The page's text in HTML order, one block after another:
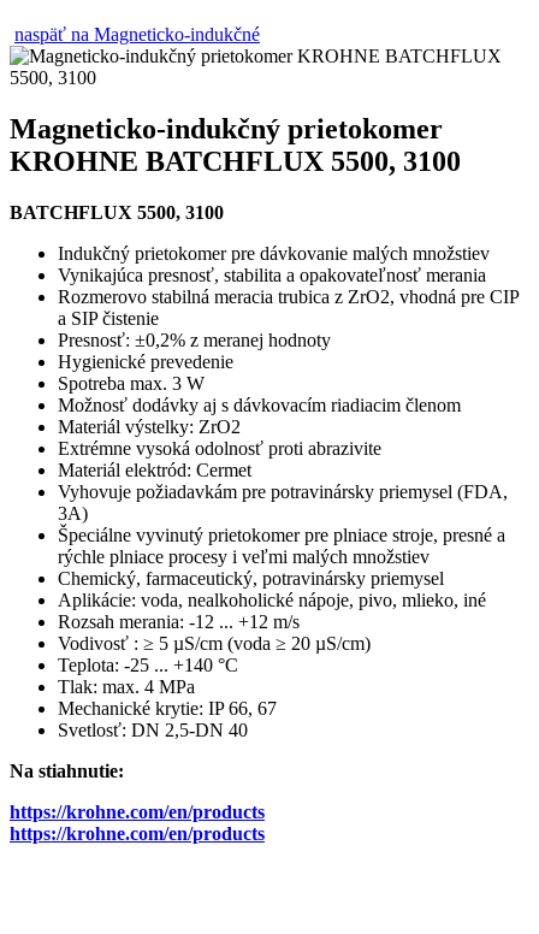
naspäť na Magneticko-indukčné
Magneticko-indukčný prietokomer
KROHNE BATCHFLUX 5500, 3100
BATCHFLUX 5500, 3100
Indukčný prietokomer pre dávkovanie malých množstiev
Vynikajúca presnosť, stabilita a opakovateľnosť merania
Rozmerovo stabilná meracia trubica z ZrO2, vhodná pre CIP
a SIP čistenie
Presnosť: ±0,2% z meranej hodnoty
Hygienické prevedenie
Spotreba max. 3 W
Možnosť dodávky aj s dávkovacím riadiacim členom
Materiál výstelky: ZrO2
Extrémne vysoká odolnosť proti abrazivite
Materiál elektród: Cermet
Vyhovuje požiadavkám pre potravinársky priemysel (FDA,
3A)
Špeciálne vyvinutý prietokomer pre plniace stroje, presné a
rýchle plniace procesy i veľmi malých množstiev
Chemický, farmaceutický, potravinársky priemysel
Aplikácie: voda, nealkoholické nápoje, pivo, mlieko, iné
Rozsah merania: -12 ... +12 m/s
Vodivosť : ≥ 5 µS/cm (voda ≥ 20 µS/cm)
Teplota: -25 ... +140 °C
Tlak: max. 4 MPa
Mechanické krytie: IP 66, 67
Svetlosť: DN 2,5-DN 40
Na stiahnutie:
https://krohne.com/en/products
https://krohne.com/en/products